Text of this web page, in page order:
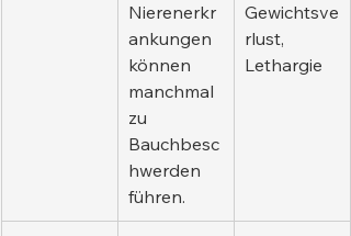
Nierenerkr
ankungen
können
manchmal
zu
Bauchbesc
hwerden
führen.
Gewichtsve
rlust,
Lethargie